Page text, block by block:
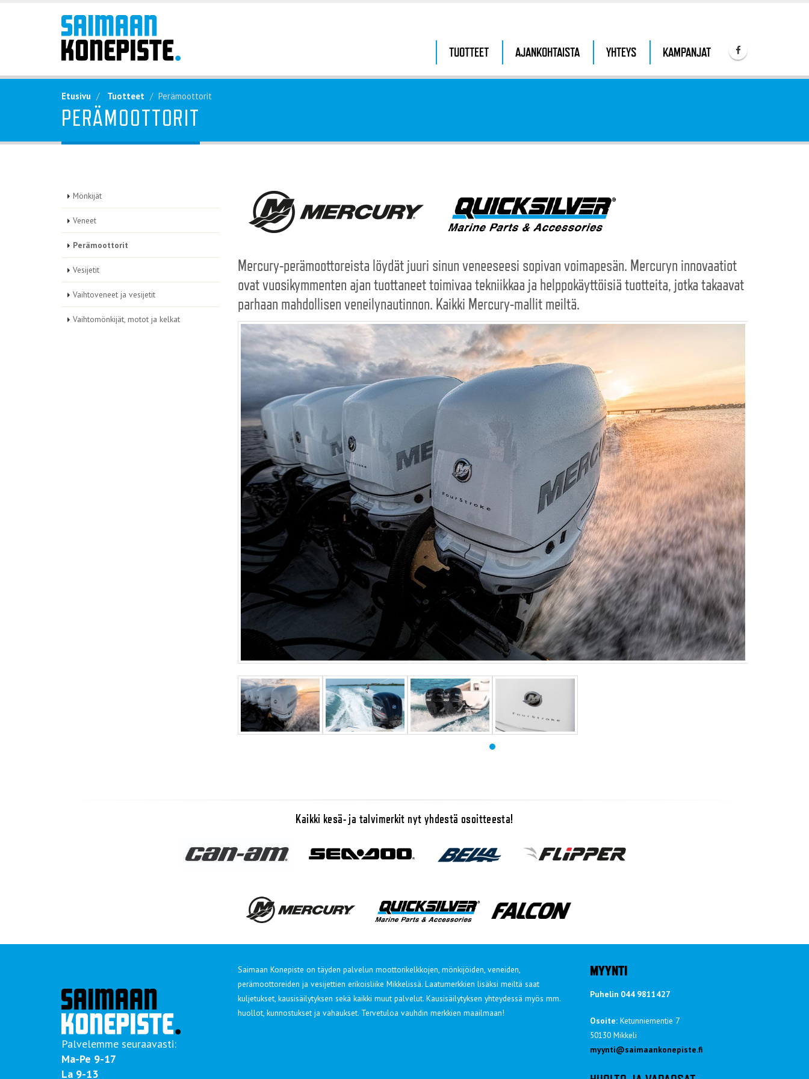
TUOTTEET AJANKOHTAISTA YHTEYS KAMPANJAT
Etusivu Tuotteet Perämoottorit
PERÄMOOTTORIT
Mönkijät
Veneet
Perämoottorit
Vesijetit
Vaihtoveneet ja vesijetit
Vaihtomönkijät, motot ja kelkat
Mercury-perämoottoreista löydät juuri sinun veneeseesi sopivan voimapesän. Mercuryn innovaatiot
ovat vuosikymmenten ajan tuottaneet toimivaa tekniikkaa ja helppokäyttöisiä tuotteita, jotka takaavat
parhaan mahdollisen veneilynautinnon. Kaikki Mercury-mallit meiltä.
Kaikki kesä- ja talvimerkit nyt yhdestä osoitteesta!
Palvelemme seuraavasti:
Ma-Pe 9-17
La 9-13
Saimaan Konepiste on täyden palvelun moottorikelkkojen, mönkijöiden, veneiden,
perämoottoreiden ja vesijettien erikoisliike Mikkelissä. Laatumerkkien lisäksi meiltä saat
kuljetukset, kausisäilytyksen sekä kaikki muut palvelut. Kausisäilytyksen yhteydessä myös mm.
huollot, kunnostukset ja vahaukset. Tervetuloa vauhdin merkkien maailmaan!
MYYNTI
Puhelin 044 9811427
Osoite:Ketunniementie 7
50130 Mikkeli
myynti@saimaankonepiste.fi